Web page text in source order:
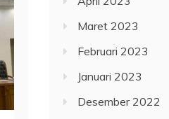
Maret 2023
Februari 2023
Januari 2023
Desember 2022